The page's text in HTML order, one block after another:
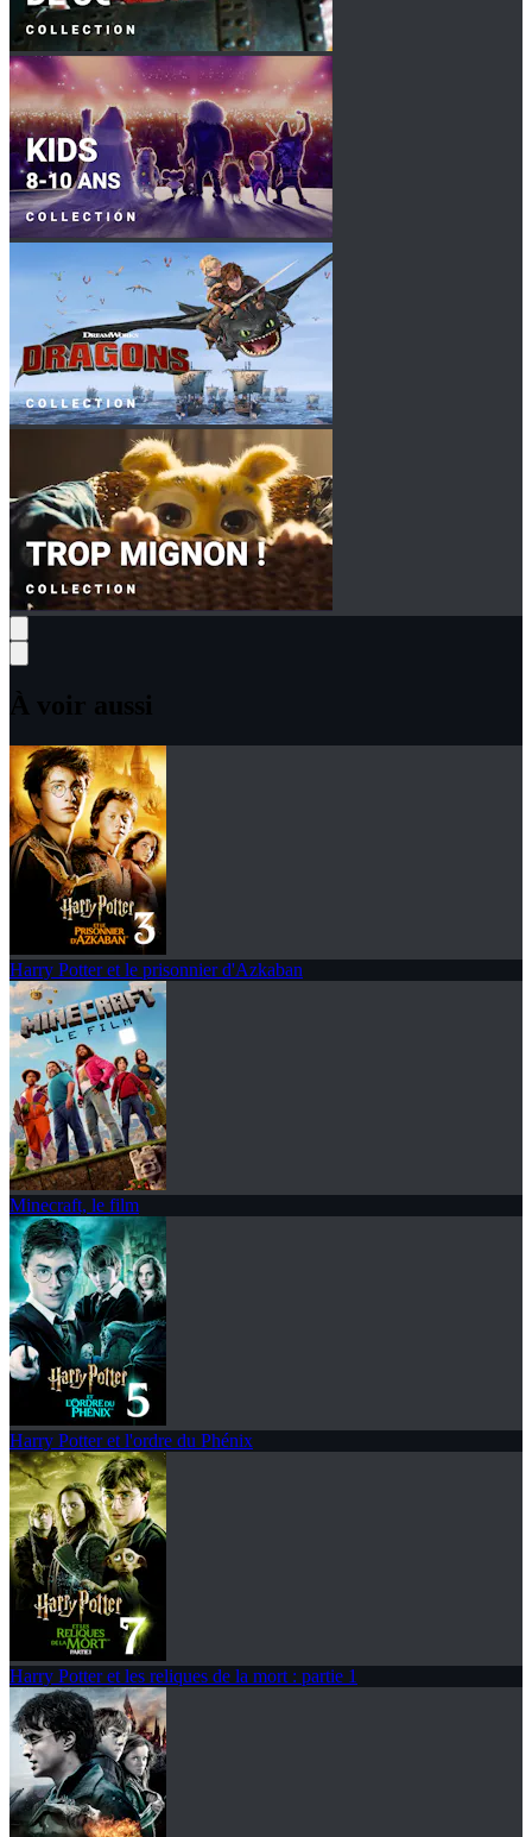
À voir aussi
Harry Potter et le prisonnier d'Azkaban
Minecraft, le film
Harry Potter et l'ordre du Phénix
Harry Potter et les reliques de la mort : partie 1